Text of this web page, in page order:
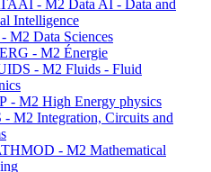
- M2 Data AI - Data and
Intelligence
M2 Data Sciences
- M2 Énergie
- M2 Fluids - Fluid
- M2 High Energy physics
- M2 Integration, Circuits and
- M2 Mathematical